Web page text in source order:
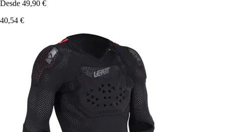
Desde 49,90 €
40,54 €